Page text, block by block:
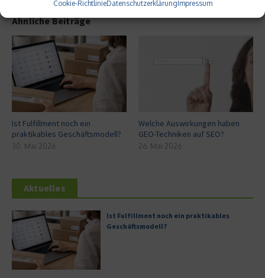
Cookie-RichtlinieDatenschutzerklärungImpressum
Ähnliche Beiträge
Ist Fulfillment noch ein
praktikables Geschäftsmodell?
30. Mai 2026
Welche Auswirkungen haben
GEO-Techniken auf SEO?
26. Mai 2026
Aktuelles
Ist Fulfillment noch ein praktikables
Geschäftsmodell?